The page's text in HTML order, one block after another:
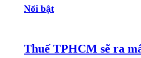
Nổi bật
Thuế TPHCM sẽ ra